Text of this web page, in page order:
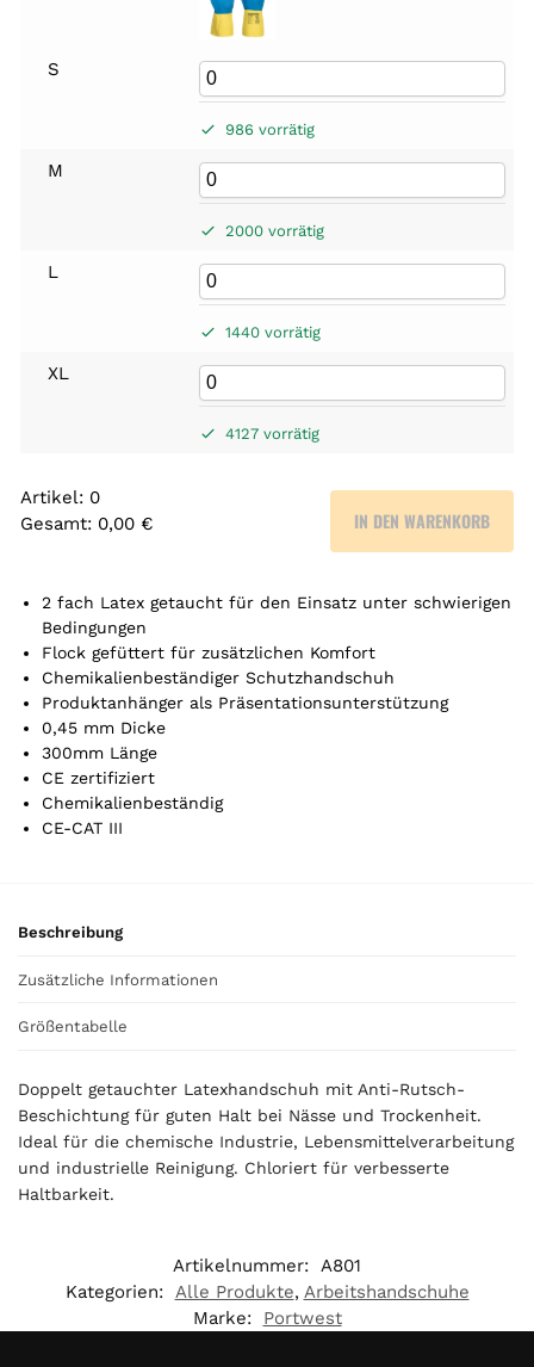
S
986 vorrätig
M
2000 vorrätig
L
1440 vorrätig
XL
4127 vorrätig
Artikel: 0
Gesamt: 0,00 €
r
i
k
e
l
.
Y
o
u
t
a
i
,
0
0
€
IN DEN WARENKORB
2 fach Latex getaucht für den Einsatz unter schwierigen
Bedingungen
Flock gefüttert für zusätzlichen Komfort
Chemikalienbeständiger Schutzhandschuh
Produktanhänger als Präsentationsunterstützung
0,45 mm Dicke
300mm Länge
CE zertifiziert
Chemikalienbeständig
CE-CAT III
Beschreibung
Zusätzliche Informationen
Größentabelle
Doppelt getauchter Latexhandschuh mit Anti-Rutsch-
Beschichtung für guten Halt bei Nässe und Trockenheit.
Ideal für die chemische Industrie, Lebensmittelverarbeitung
und industrielle Reinigung. Chloriert für verbesserte
Haltbarkeit.
Artikelnummer: A801
Kategorien: Alle Produkte, Arbeitshandschuhe
Marke:
Portwest